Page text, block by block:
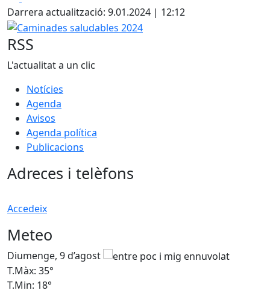
Darrera actualització: 9.01.2024 | 12:12
Caminades saludables 2024
RSS
L'actualitat a un clic
Notícies
Agenda
Avisos
Agenda política
Publicacions
Adreces i telèfons
Accedeix
Meteo
Diumenge, 9 d’agost
T.Màx: 35°
T.Min: 18°